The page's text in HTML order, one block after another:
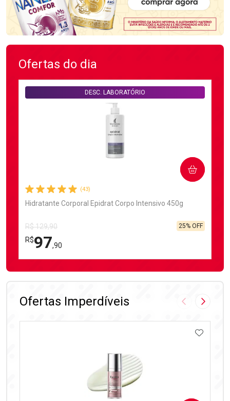
Ofertas do dia
(43)
Hidratante Corporal Epidrat Corpo Intensivo 450g
DESC. LABORATÓRIO
R$ 129,90
R$97,90
25% OFF
COMPRAR
FECHAR
FECHAR
Ofertas Imperdíveis Imagem